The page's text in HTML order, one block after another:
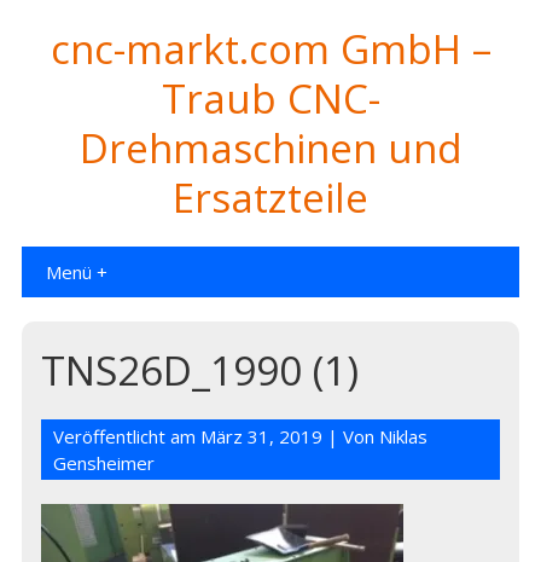
cnc-markt.com GmbH –
Traub CNC-
Drehmaschinen und
Ersatzteile
Menü +
TNS26D_1990 (1)
Veröffentlicht am März 31, 2019 | Von Niklas
Gensheimer